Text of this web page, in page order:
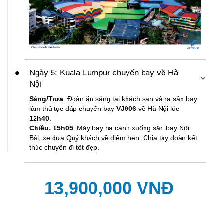
Ngày 5: Kuala Lumpur chuyến bay về Hà
Nội
Sáng/Trưa: Đoàn ăn sáng tại khách sạn và ra sân bay
làm thủ tục đáp chuyến bay VJ906 về Hà Nội lúc
12h40
Chiều: 15h05: Máy bay hạ cánh xuống sân bay Nội
Bài, xe đưa Quý khách về điểm hẹn. Chia tay đoàn kết
thúc chuyến đi tốt đẹp.
13,900,000 VNĐ